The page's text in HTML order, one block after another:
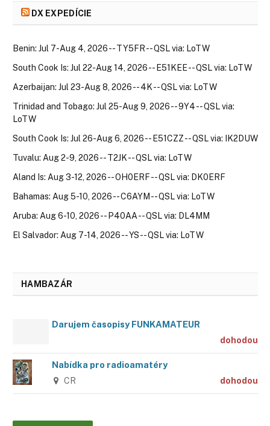
DX EXPEDÍCIE
Benin: Jul 7-Aug 4, 2026 -- TY5FR -- QSL via: LoTW
South Cook Is: Jul 22-Aug 14, 2026 -- E51KEE -- QSL via: LoTW
Azerbaijan: Jul 23-Aug 8, 2026 -- 4K -- QSL via: LoTW
Trinidad and Tobago: Jul 25-Aug 9, 2026 -- 9Y4 -- QSL via:
LoTW
South Cook Is: Jul 26-Aug 6, 2026 -- E51CZZ -- QSL via: IK2DUW
Tuvalu: Aug 2-9, 2026 -- T2JK -- QSL via: LoTW
Aland Is: Aug 3-12, 2026 -- OH0ERF -- QSL via: DK0ERF
Bahamas: Aug 5-10, 2026 -- C6AYM -- QSL via: LoTW
Aruba: Aug 6-10, 2026 -- P40AA -- QSL via: DL4MM
El Salvador: Aug 7-14, 2026 -- YS -- QSL via: LoTW
HAMBAZÁR
Darujem časopisy FUNKAMATEUR
dohodou
Nabídka pro radioamatéry
CR dohodou